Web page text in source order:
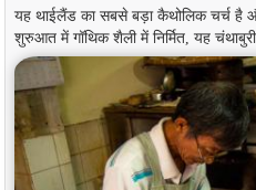
यह थाईलैंड का सबसे बड़ा कैथोलिक चर्च है
शुरुआत में गॉथिक शैली में निर्मित, यह